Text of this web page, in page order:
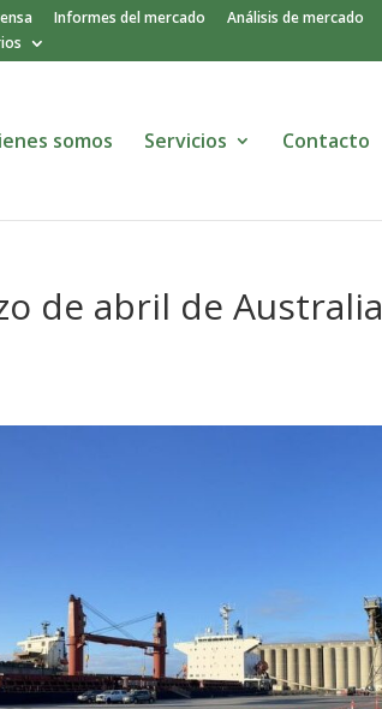
Informes del mercado Análisis de mercado
somos Servicios Contacto
de abril de Australia